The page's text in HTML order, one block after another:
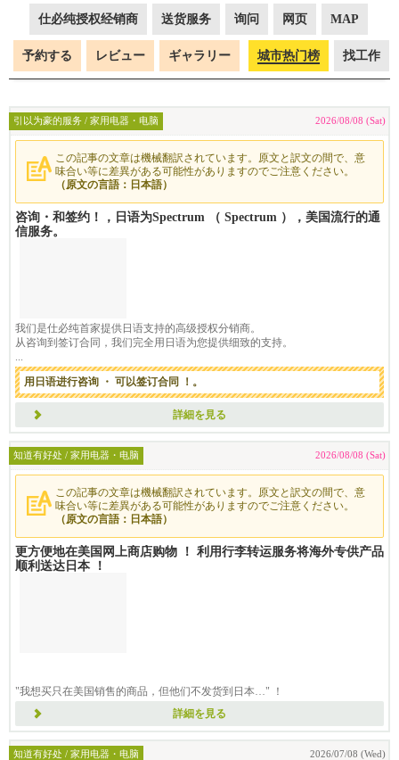
仕必纯授权经销商 送货服务 询问 网页 MAP
予約する レビュー ギャラリー 城市热门榜 找工作
引以为豪的服务 / 家用电器・电脑 2026/08/08 (Sat)
この記事の文章は機械翻訳されています。原文と訳文の間で、意
味合い等に差異がある可能性がありますのでご注意ください。
（原文の言語：日本語）
咨询・和签约！，日语为Spectrum （ Spectrum ），美国流行的通
信服务。
我们是仕必纯首家提供日语支持的高级授权分销商。
从咨询到签订合同，我们完全用日语为您提供细致的支持。
用日语进行咨询 ・ 可以签订合同 ！。
詳細を見る
知道有好处 / 家用电器・电脑 2026/08/08 (Sat)
この記事の文章は機械翻訳されています。原文と訳文の間で、意
味合い等に差異がある可能性がありますのでご注意ください。
（原文の言語：日本語）
更方便地在美国网上商店购物 ！ 利用行李转运服务将海外专供产品
顺利送达日本 ！
"我想买只在美国销售的商品，但他们不发货到日本…" ！
通过我们的包裹转运服务，您可以
詳細を見る
知道有好处 / 家用电器・电脑 2026/07/08 (Wed)